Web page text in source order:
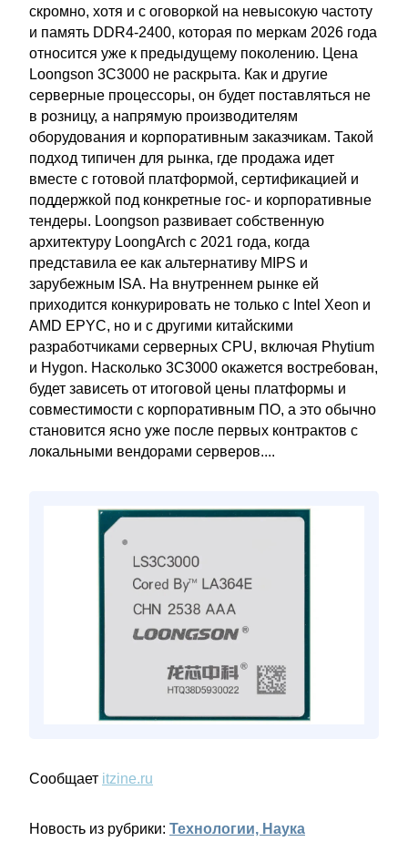
скромно, хотя и с оговоркой на невысокую частоту
и память DDR4-2400, которая по меркам 2026 года
относится уже к предыдущему поколению. Цена
Loongson 3C3000 не раскрыта. Как и другие
серверные процессоры, он будет поставляться не
в розницу, а напрямую производителям
оборудования и корпоративным заказчикам. Такой
подход типичен для рынка, где продажа идет
вместе с готовой платформой, сертификацией и
поддержкой под конкретные гос- и корпоративные
тендеры. Loongson развивает собственную
архитектуру LoongArch с 2021 года, когда
представила ее как альтернативу MIPS и
зарубежным ISA. На внутреннем рынке ей
приходится конкурировать не только с Intel Xeon и
AMD EPYC, но и с другими китайскими
разработчиками серверных CPU, включая Phytium
и Hygon. Насколько 3C3000 окажется востребован,
будет зависеть от итоговой цены платформы и
совместимости с корпоративным ПО, а это обычно
становится ясно уже после первых контрактов с
локальными вендорами серверов....
Сообщает itzine.ru
Новость из рубрики: Технологии, Наука